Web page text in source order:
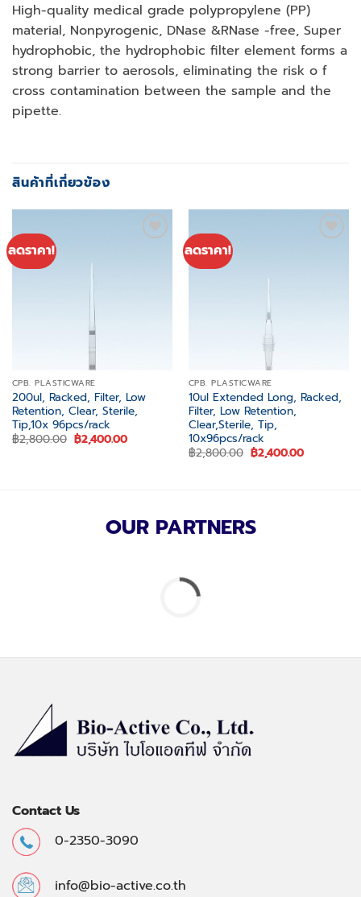
High-quality medical grade polypropylene (PP)
material, Nonpyrogenic, DNase &RNase -free, Super
hydrophobic, the hydrophobic filter element forms a
strong barrier to aerosols, eliminating the risk o f
cross contamination between the sample and the
pipette.
สินค้าที่เกี่ยวข้อง
ลดราคา!
CPB. PLASTICWARE
200ul, Racked, Filter, Low
Retention, Clear, Sterile,
Tip,10x 96pcs/rack
฿2,800.00 Original
price
฿2,400.00Current
ลดราคา!
CPB. PLASTICWARE
10ul Extended Long, Racked,
Filter, Low Retention,
Clear,Sterile, Tip,
10x96pcs/rack
฿2,800.00 Original
price
฿2,400.00Current
OUR PARTNERS
Contact Us
0-2350-3090
info@bio-active.co.th